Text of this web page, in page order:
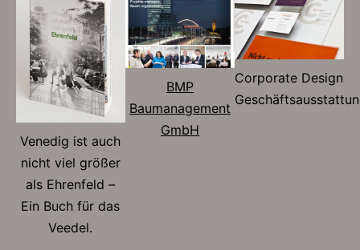
Venedig ist auch
nicht viel größer
als Ehrenfeld –
Ein Buch für das
Veedel.
BMP
Baumanagement
GmbH
Corporate Design